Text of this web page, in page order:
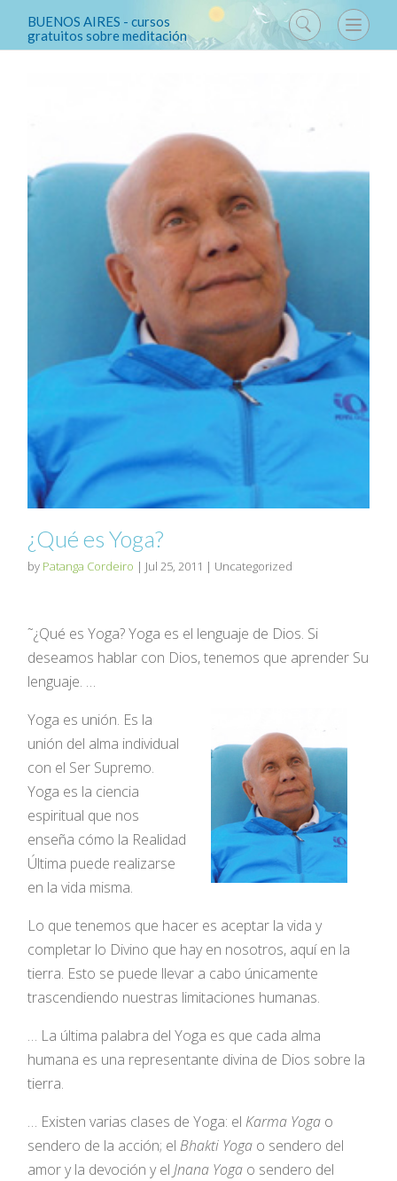
BUENOS AIRES - cursos
gratuitos sobre meditación
¿Qué es Yoga?
by Patanga Cordeiro | Jul 25, 2011 | Uncategorized
˜¿Qué es Yoga? Yoga es el lenguaje de Dios. Si
deseamos hablar con Dios, tenemos que aprender Su
lenguaje. …
Yoga es unión. Es la
unión del alma individual
con el Ser Supremo.
Yoga es la ciencia
espiritual que nos
enseña cómo la Realidad
Última puede realizarse
en la vida misma.
Lo que tenemos que hacer es aceptar la vida y
completar lo Divino que hay en nosotros, aquí en la
tierra. Esto se puede llevar a cabo únicamente
trascendiendo nuestras limitaciones humanas.
… La última palabra del Yoga es que cada alma
humana es una representante divina de Dios sobre la
tierra.
… Existen varias clases de Yoga: el Karma Yoga o
sendero de la acción; el Bhakti Yoga o sendero del
amor y la devoción y el Jnana Yoga o sendero del